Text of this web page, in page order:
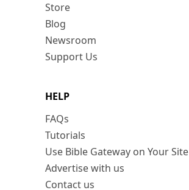
Store
Blog
Newsroom
Support Us
HELP
FAQs
Tutorials
Use Bible Gateway on Your Site
Advertise with us
Contact us